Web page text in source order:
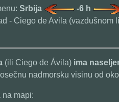
Srbija -6 h
- Ciego de Avila (vazdušnom
(ili Ciego de Ávila) ima
nadmorsku visinu od
na mapi: